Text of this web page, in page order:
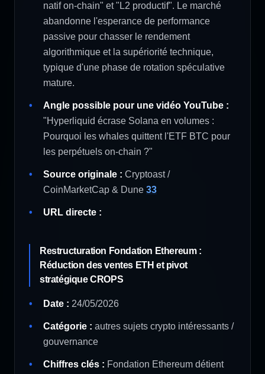
natif on-chain" et "L2 productif". Le marché
abandonne l'esperance de performance
passive pour chasser le rendement
algorithmique et la supériorité technique,
typique d'une phase de rotation spéculative
mature.
Angle possible pour une vidéo YouTube :
"Hyperliquid écrase Solana en volumes :
Pourquoi les whales quittent l'ETF BTC pour
les perpétuels on-chain ?"
Source originale : Cryptoast /
CoinMarketCap & Dune 33
URL directe :
Restructuration Fondation Ethereum :
Réduction des ventes ETH et pivot
stratégique CROPS
Date : 24/05/2026
Catégorie : autres sujets crypto intéressants /
gouvernance
Chiffres clés : Fondation Ethereum détient